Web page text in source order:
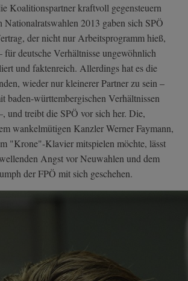
Koalitionspartner kraftvoll gegensteuern
Nationalratswahlen 2013 gaben sich SPÖ
der nicht nur Arbeitsprogramm hieß,
für deutsche Verhältnisse ungewöhnlich
und faktenreich. Allerdings hat es die
wieder nur kleinerer Partner zu sein –
baden-württembergischen Verhältnissen
und treibt die SPÖ vor sich her. Die,
wankelmütigen Kanzler Werner Faymann,
"Krone"-Klavier mitspielen möchte, lässt
Angst vor Neuwahlen und dem
der FPÖ mit sich geschehen.